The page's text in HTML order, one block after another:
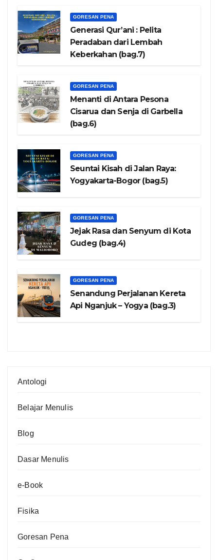
GORESAN PENA
Generasi Qur’ani : Pelita
Peradaban dari Lembah
Keberkahan (bag.7)
GORESAN PENA
Menanti di Antara Pesona
Cisarua dan Senja di Garbella
(bag.6)
GORESAN PENA
Seuntai Kisah di Jalan Raya:
Yogyakarta-Bogor (bag.5)
GORESAN PENA
Jejak Rasa dan Senyum di Kota
Gudeg (bag.4)
GORESAN PENA
Senandung Perjalanan Kereta
Api Nganjuk – Yogya (bag.3)
Antologi
Belajar Menulis
Blog
Dasar Menulis
e-Book
Fisika
Goresan Pena